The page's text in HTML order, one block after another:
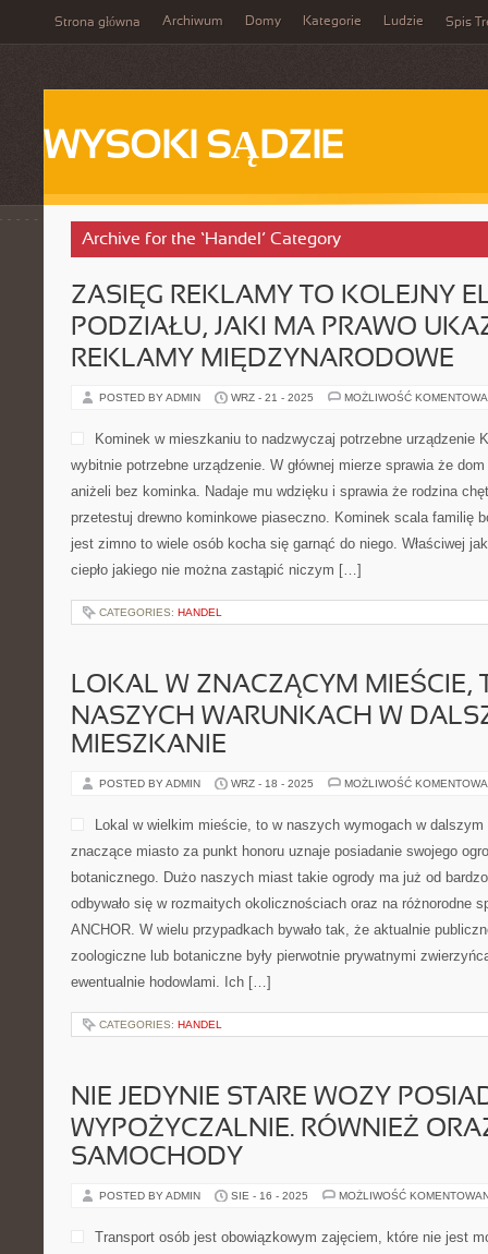
Strona główna Archiwum Domy Kategorie Ludzie Spis
WYSOKI SĄDZIE
Archive for the ‘Handel’ Category
ZASIĘG REKLAMY TO KOLEJNY
PODZIAŁU, JAKI MA PRAWO
REKLAMY MIĘDZYNARODOWE
POSTED BY ADMIN WRZ - 21 - 2025 MOŻLIWOŚĆ
Kominek w mieszkaniu to nadzwyczaj potrzebne urządzenie
wybitnie potrzebne urządzenie. W głównej mierze sprawia że
aniżeli bez kominka. Nadaje mu wdzięku i sprawia że rodzina
przetestuj drewno kominkowe piaseczno. Kominek scala familię
jest zimno to wiele osób kocha się garnąć do niego. Właściwej
ciepło jakiego nie można zastąpić niczym […]
CATEGORIES: HANDEL
LOKAL W ZNACZĄCYM MIEŚCIE,
NASZYCH WARUNKACH W
MIESZKANIE
POSTED BY ADMIN WRZ - 18 - 2025 MOŻLIWOŚĆ
Lokal w wielkim mieście, to w naszych wymogach w
znaczące miasto za punkt honoru uznaje posiadanie swojego
botanicznego. Dużo naszych miast takie ogrody ma już od
odbywało się w rozmaitych okolicznościach oraz na różnorodne
ANCHOR. W wielu przypadkach bywało tak, że aktualnie
zoologiczne lub botaniczne były pierwotnie prywatnymi
ewentualnie hodowlami. Ich […]
CATEGORIES: HANDEL
NIE JEDYNIE STARE WOZY
WYPOŻYCZALNIE. RÓWNIEŻ
SAMOCHODY
POSTED BY ADMIN SIE - 16 - 2025 MOŻLIWOŚĆ
Transport osób jest obowiązkowym zajęciem, które nie jest